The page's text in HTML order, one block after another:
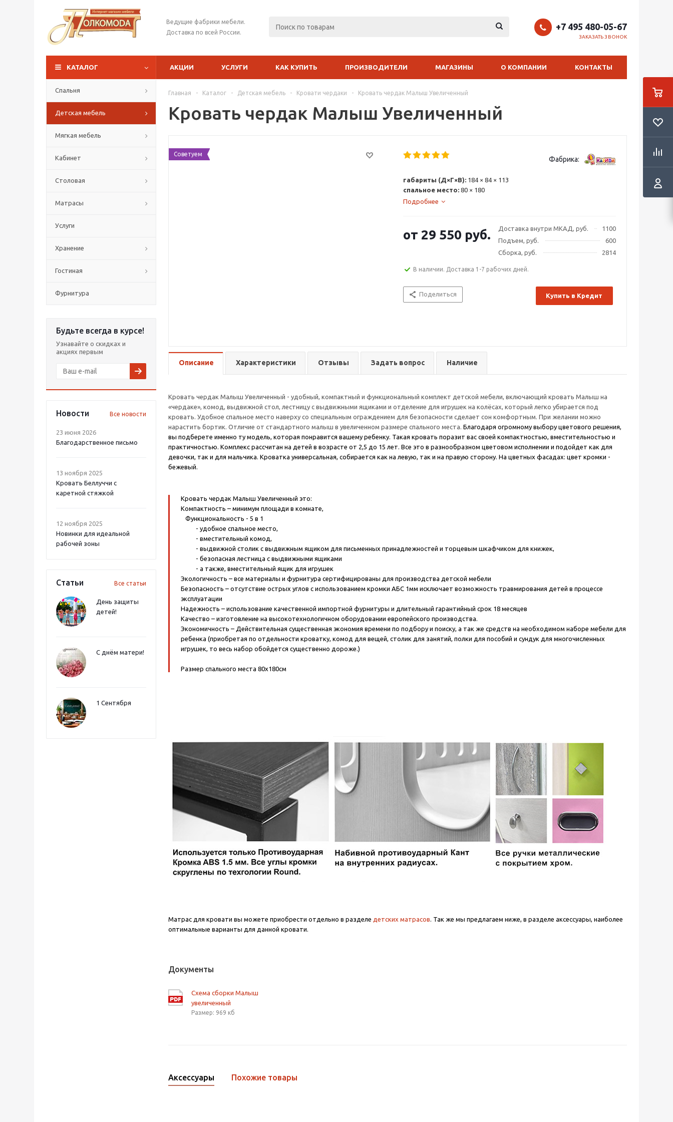
Ведущие фабрики мебели.
Доставка по всей России.
+7 495 480-05-67
ЗАКАЗАТЬ ЗВОНОК
КАТАЛОГ АКЦИИ УСЛУГИ КАК КУПИТЬ ПРОИЗВОДИТЕЛИ МАГАЗИНЫ О КОМПАНИИ КОНТАКТЫ
Спальня
Детская мебель
Мягкая мебель
Кабинет
Столовая
Матрасы
Услуги
Хранение
Гостиная
Фурнитура
Будьте всегда в курсе!
Узнавайте о скидках и
акциях первым
Новости Все новости
23 июня 2026
Благодарственное письмо
13 ноября 2025
Кровать Беллуччи с
каретной стяжкой
12 ноября 2025
Новинки для идеальной
рабочей зоны
Статьи Все статьи
День защиты
детей!
С днём матери!
1 Сентября
Главная - Каталог - Детская мебель - Кровати чердаки - Кровать чердак Малыш Увеличенный
Кровать чердак Малыш Увеличенный
Советуем
Фабрика:
габариты (Д×Г×В): 184 × 84 × 113
спальное место: 80 × 180
Подробнее
Доставка внутри МКАД, руб.
1100
Подъем, руб.
600
Сборка, руб.
2814
от 29 550 руб.
В наличии. Доставка 1-7 рабочих дней.
Поделиться Купить в Кредит
Описание Характеристики Отзывы Задать вопрос Наличие
Кровать чердак Малыш Увеличенный - удобный, компактный и функциональный комплект детской мебели, включающий кровать Малыш на
«чердаке», комод, выдвижной стол, лестницу с выдвижными ящиками и отделение для игрушек на колёсах, который легко убирается под
кровать. Удобное спальное место наверху со специальным ограждением для безопасности сделает сон комфортным. При желании можно
нарастить бортик. Отличие от стандартного малыш в увеличенном размере спального места. Благодаря огромному выбору цветового решения,
вы подберете именно ту модель, которая понравится вашему ребенку. Такая кровать поразит вас своей компактностью, вместительностью и
практичностью. Комплекс рассчитан на детей в возрасте от 2,5 до 15 лет. Все это в разнообразном цветовом исполнении и подойдет как для
девочки, так и для мальчика. Кроватка универсальная, собирается как на левую, так и на правую сторону. На цветных фасадах: цвет кромки -
бежевый.
Кровать чердак Малыш Увеличенный это:
Компактность – минимум площади в комнате,
Функциональность - 5 в 1
- удобное спальное место,
- вместительный комод,
- выдвижной столик с выдвижным ящиком для письменных принадлежностей и торцевым шкафчиком для книжек,
- безопасная лестница с выдвижными ящиками
- а также, вместительный ящик для игрушек
Экологичность – все материалы и фурнитура сертифицированы для производства детской мебели
Безопасность – отсутствие острых углов с использованием кромки АБС 1мм исключает возможность травмирования детей в процессе
эксплуатации
Надежность – использование качественной импортной фурнитуры и длительный гарантийный срок 18 месяцев
Качество – изготовление на высокотехнологичном оборудовании европейского производства.
Экономичность – Действительная существенная экономия времени по подбору и поиску, а так же средств на необходимом наборе мебели для
ребенка (приобретая по отдельности кроватку, комод для вещей, столик для занятий, полки для пособий и сундук для многочисленных
игрушек, то весь набор обойдется существенно дороже.)
Размер спального места 80х180см
Матрас для кровати вы можете приобрести отдельно в разделе детских матрасов. Так же мы предлагаем ниже, в разделе аксессуары, наиболее
оптимальные варианты для данной кровати.
Документы
Схема сборки Малыш
увеличенный
Размер: 969 кб
Аксессуары Похожие товары